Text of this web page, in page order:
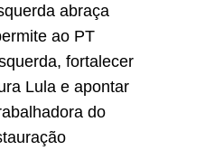
abraça
ao PT
fortalecer
Lula e apontar
do